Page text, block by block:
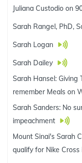
Juliana Custodio on
Sarah Rangel, PhD,
Sarah Logan
Sarah Dailey
Sarah Hansel: Giving
remember Meals on
Sarah Sanders: No
impeachment
Mount Sinai's Sarah
qualify for Nike Cross